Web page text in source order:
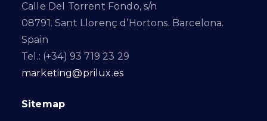
Calle Del Torrent Fondo, s/n
08791. Sant Llorenç d’Hortons. Barcelona.
Spain
Tel.: (+34) 93 719 23 29
marketing@prilux.es
Sitemap